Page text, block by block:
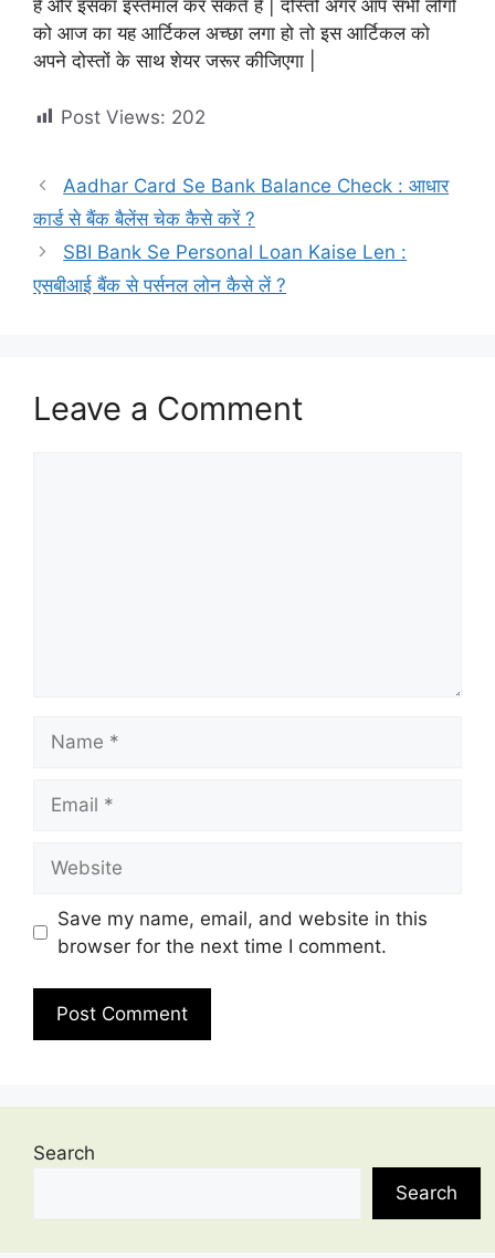
है और इसका इस्तेमाल कर सकते है | दोस्तों अगर आप सभी लोगो
को आज का यह आर्टिकल अच्छा लगा हो तो इस आर्टिकल को
अपने दोस्तों के साथ शेयर जरूर कीजिएगा |
Post Views: 202
Aadhar Card Se Bank Balance Check : आधार
कार्ड से बैंक बैलेंस चेक कैसे करें ?
SBI Bank Se Personal Loan Kaise Len :
एसबीआई बैंक से पर्सनल लोन कैसे लें ?
Leave a Comment
Save my name, email, and website in this
browser for the next time I comment.
Search
Search